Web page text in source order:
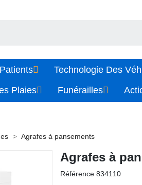
Technologie Des
Plaies
Funérailles
Agrafes à pansements
Agrafes à
Référence 834110